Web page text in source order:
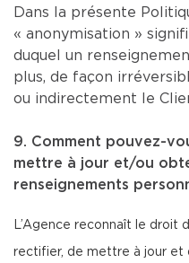
Dans la présente
« anonymisation »
duquel un
plus, de façon
ou indirectement le
9. Comment pouvez-
mettre à jour et/ou
renseignements
L’Agence reconnaît le droit
rectifier, de mettre à jour et